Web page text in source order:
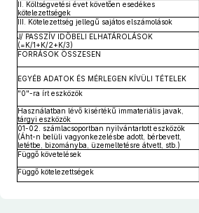
II. Költségvetési évet követően esedékes
kötelezettségek
III. Kötelezettség jellegű sajátos elszámolások
J/ PASSZÍV IDŐBELI ELHATÁROLÁSOK
(=K/1+K/2+K/3)
FORRÁSOK ÖSSZESEN
EGYÉB ADATOK ÉS MÉRLEGEN KÍVÜLI TÉTELEK
"0"-ra írt eszközök
Használatban lévő kisértékű immateriális javak,
tárgyi eszközök
01-02. számlacsoportban nyilvántartott eszközök
(Áht-n belüli vagyonkezelésbe adott, bérbevett,
letétbe, bizományba, üzemeltetésre átvett, stb.)
Függő követelések
Függő kötelezettségek